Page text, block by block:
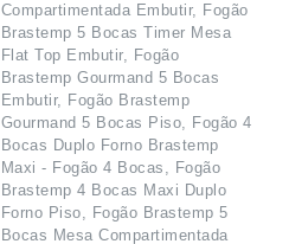
Compartimentada Embutir, Fogão
Brastemp 5 Bocas Timer Mesa
Flat Top Embutir, Fogão
Brastemp Gourmand 5 Bocas
Embutir, Fogão Brastemp
Gourmand 5 Bocas Piso, Fogão 4
Bocas Duplo Forno Brastemp
Maxi - Fogão 4 Bocas, Fogão
Brastemp 4 Bocas Maxi Duplo
Forno Piso, Fogão Brastemp 5
Bocas Mesa Compartimentada